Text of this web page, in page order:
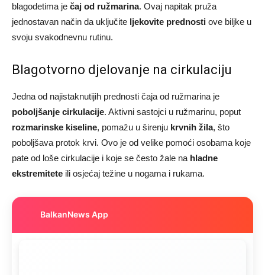
blagodetima je čaj od ružmarina. Ovaj napitak pruža
jednostavan način da uključite ljekovite prednosti ove biljke u
svoju svakodnevnu rutinu.
Blagotvorno djelovanje na cirkulaciju
Jedna od najistaknutijih prednosti čaja od ružmarina je
poboljšanje cirkulacije. Aktivni sastojci u ružmarinu, poput
rozmarinske kiseline, pomažu u širenju krvnih žila, što
poboljšava protok krvi. Ovo je od velike pomoći osobama koje
pate od loše cirkulacije i koje se često žale na hladne
ekstremitete ili osjećaj težine u nogama i rukama.
BalkanNews App